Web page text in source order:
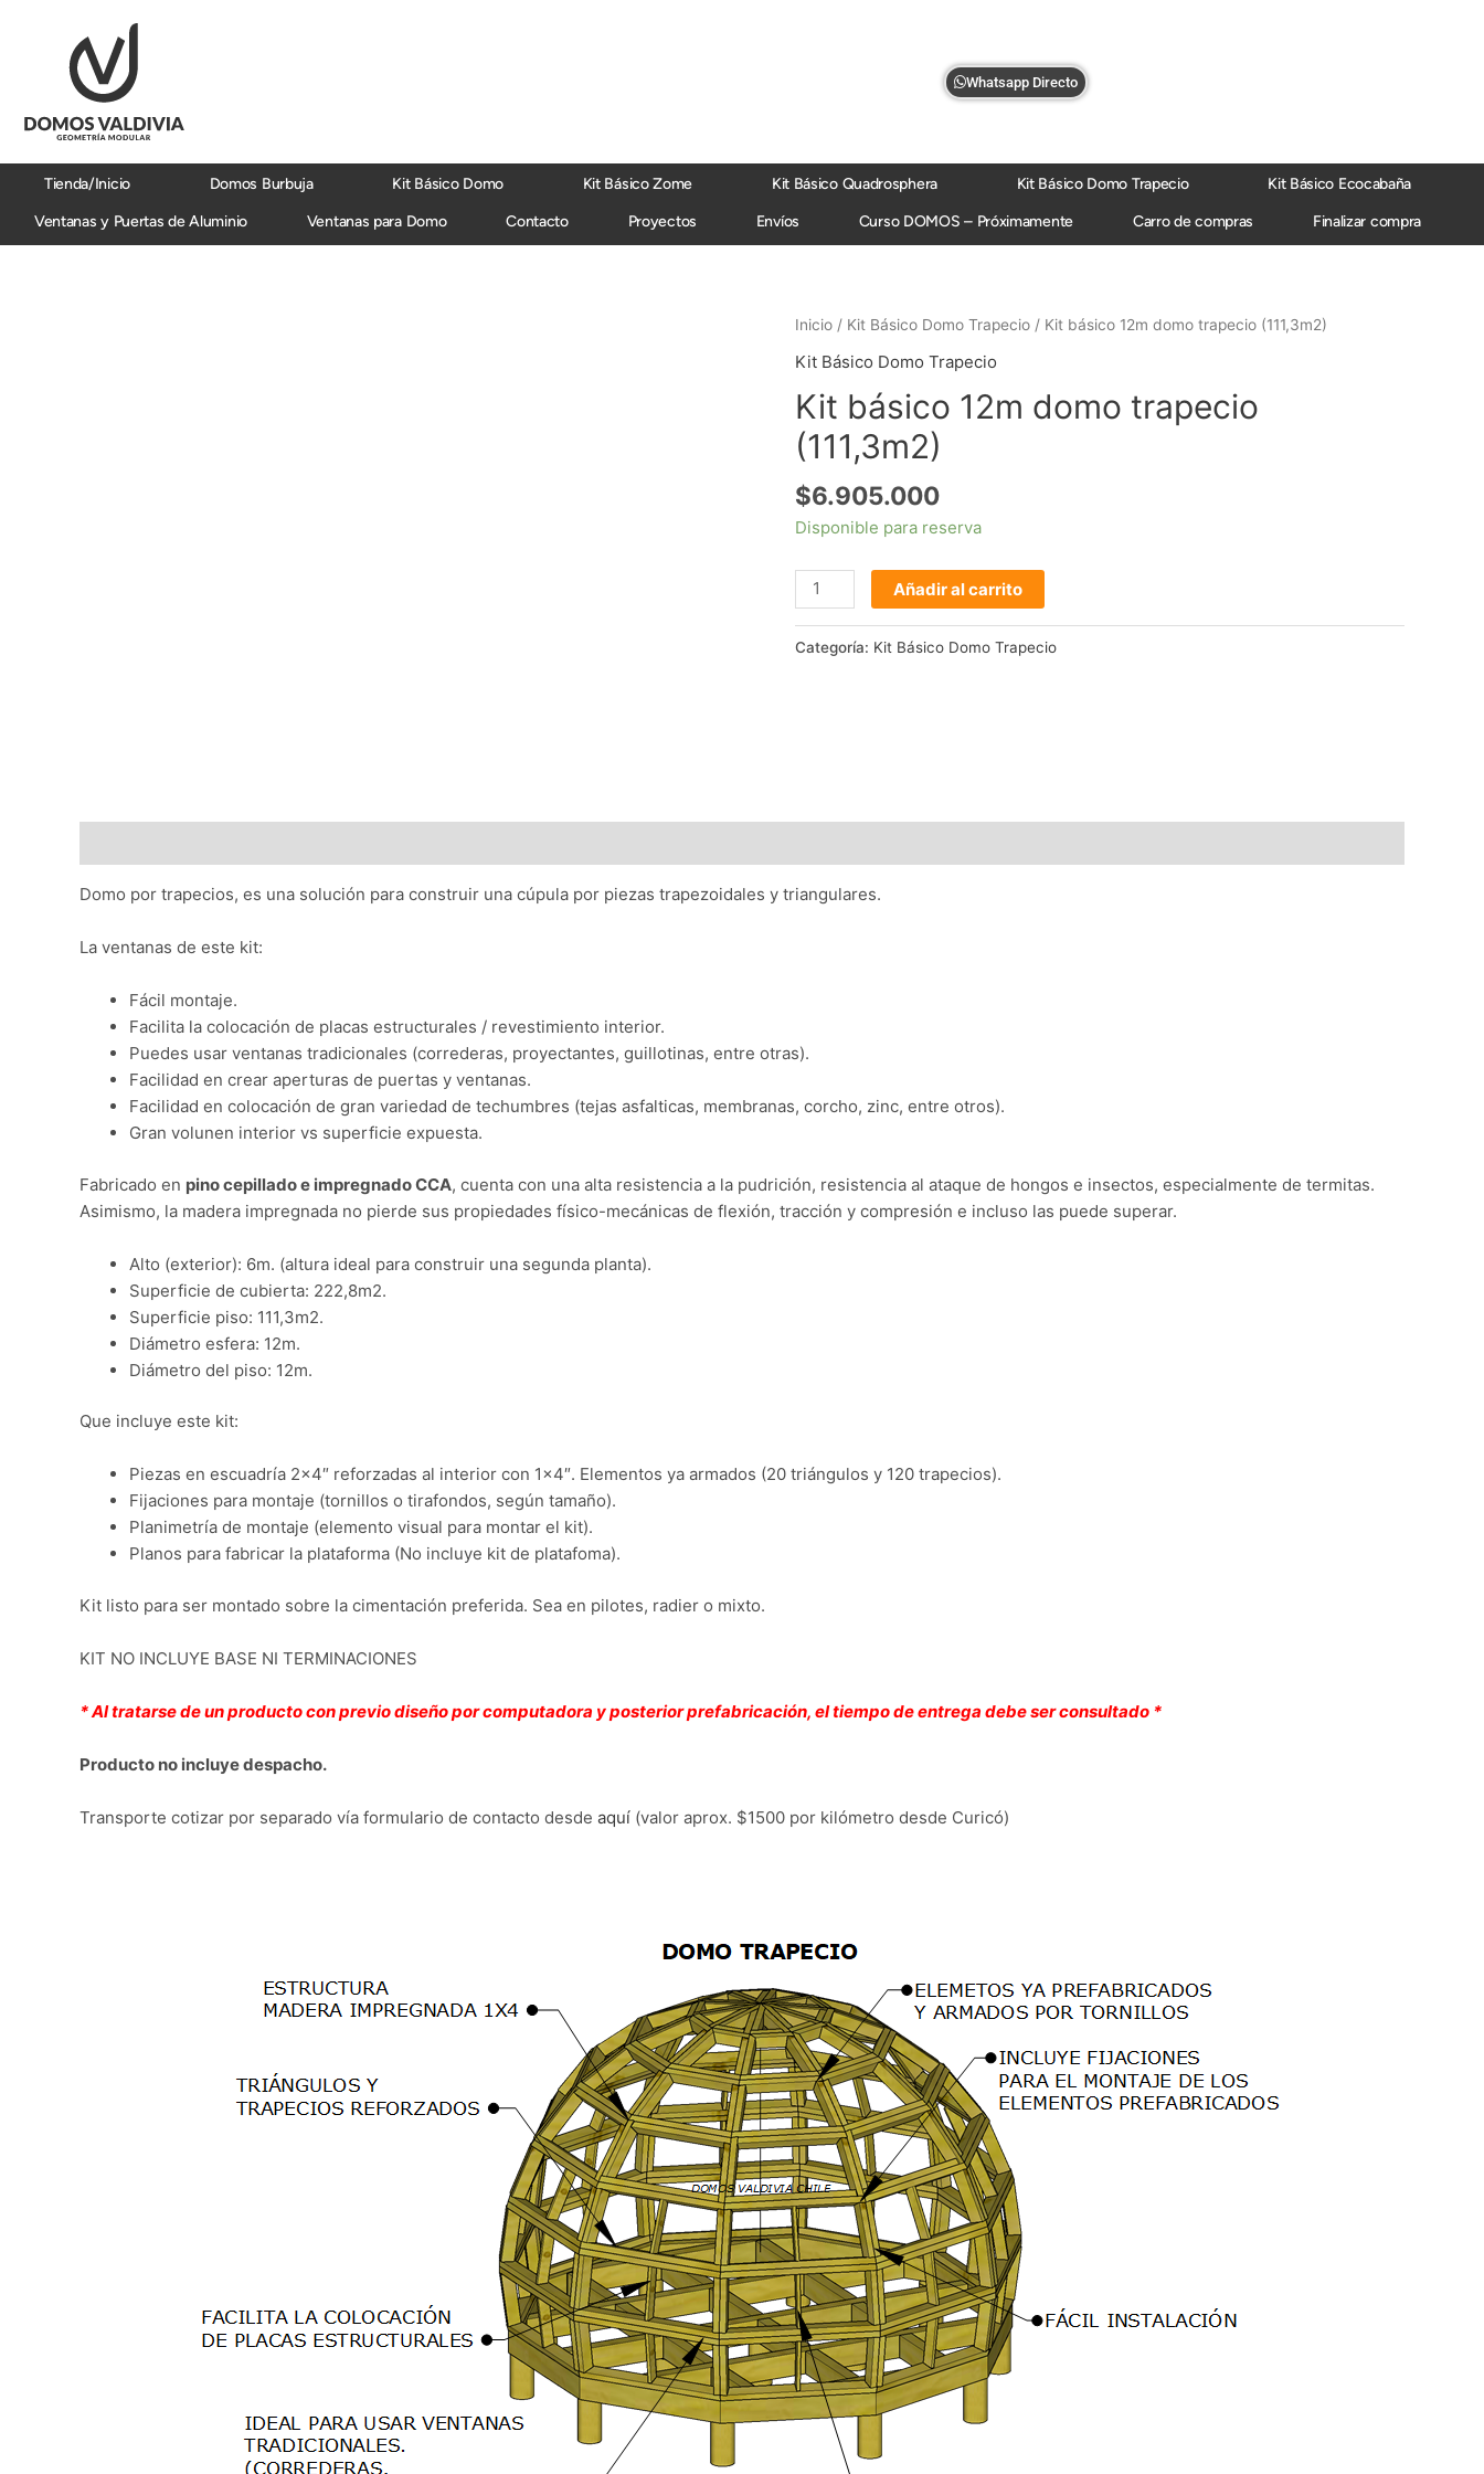
contenido
Whatsapp Directo
Tienda/Inicio Domos Burbuja Kit Básico Domo Kit Básico Zome Kit Básico Quadrosphera Kit Básico Domo Trapecio
Kit Básico Ecocabaña
Ventanas y Puertas de Aluminio
Ventanas para Domo Contacto Proyectos Envíos Curso DOMOS – Próximamente Carro de compras Finalizar compra
Inicio / Kit Básico Domo Trapecio / Kit básico 12m domo trapecio (111,3m2)
Kit Básico Domo Trapecio
Kit básico 12m domo trapecio
(111,3m2)
$6.905.000
Disponible para reserva
Kit
básico
domo
trapecio
(111,3m2)
cantidad
Añadir al carrito
Categoría: Kit Básico Domo Trapecio
Domo por trapecios, es una solución para construir una cúpula por piezas trapezoidales y triangulares.
La ventanas de este kit:
Fácil montaje.
Facilita la colocación de placas estructurales / revestimiento interior.
Puedes usar ventanas tradicionales (correderas, proyectantes, guillotinas, entre otras).
Facilidad en crear aperturas de puertas y ventanas.
Facilidad en colocación de gran variedad de techumbres (tejas asfalticas, membranas, corcho, zinc, entre otros).
Gran volunen interior vs superficie expuesta.
Fabricado en pino cepillado e impregnado CCA, cuenta con una alta resistencia a la pudrición, resistencia al ataque de hongos e insectos, especialmente de termitas.
Asimismo, la madera impregnada no pierde sus propiedades físico-mecánicas de flexión, tracción y compresión e incluso las puede superar.
Alto (exterior): 6m. (altura ideal para construir una segunda planta).
Superficie de cubierta: 222,8m2.
Superficie piso: 111,3m2.
Diámetro esfera: 12m.
Diámetro del piso: 12m.
Que incluye este kit:
Piezas en escuadría 2×4″ reforzadas al interior con 1×4″. Elementos ya armados (20 triángulos y 120 trapecios).
Fijaciones para montaje (tornillos o tirafondos, según tamaño).
Planimetría de montaje (elemento visual para montar el kit).
Planos para fabricar la plataforma (No incluye kit de platafoma).
Kit listo para ser montado sobre la cimentación preferida. Sea en pilotes, radier o mixto.
KIT NO INCLUYE BASE NI TERMINACIONES
* Al tratarse de un producto con previo diseño por computadora y posterior prefabricación, el tiempo de entrega debe ser consultado *
Producto no incluye despacho.
Transporte cotizar por separado vía formulario de contacto desde aquí (valor aprox. $1500 por kilómetro desde Curicó)